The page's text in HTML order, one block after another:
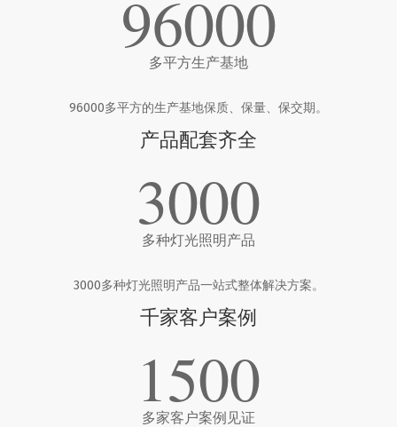
96000
多平方生产基地
96000多平方的生产基地保质、保量、保交期。
产品配套齐全
3000
多种灯光照明产品
3000多种灯光照明产品一站式整体解决方案。
千家客户案例
1500
多家客户案例见证